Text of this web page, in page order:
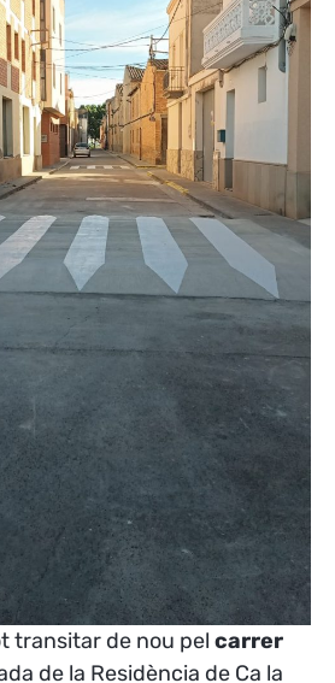
transitar de nou pel carrer
de la Residència de Ca la